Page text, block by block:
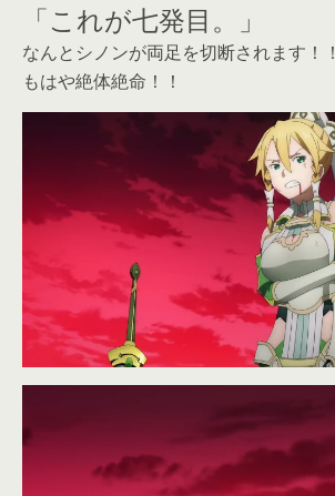
「これが七発目。」
なんとシノンが両足を切断されます！！
もはや絶体絶命！！